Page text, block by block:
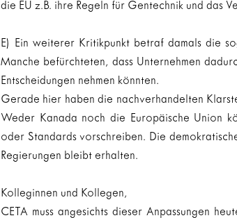
die EU z.B. ihre Regeln für Gentechnik und das
E) Ein weiterer Kritikpunkt betraf damals die
Manche befürchteten, dass Unternehmen
Entscheidungen nehmen könnten.
Gerade hier haben die nachverhandelten
Weder Kanada noch die Europäische Union
oder Standards vorschreiben. Die
Regierungen bleibt erhalten.
Kolleginnen und Kollegen,
CETA muss angesichts dieser Anpassungen